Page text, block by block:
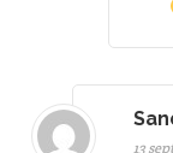
13